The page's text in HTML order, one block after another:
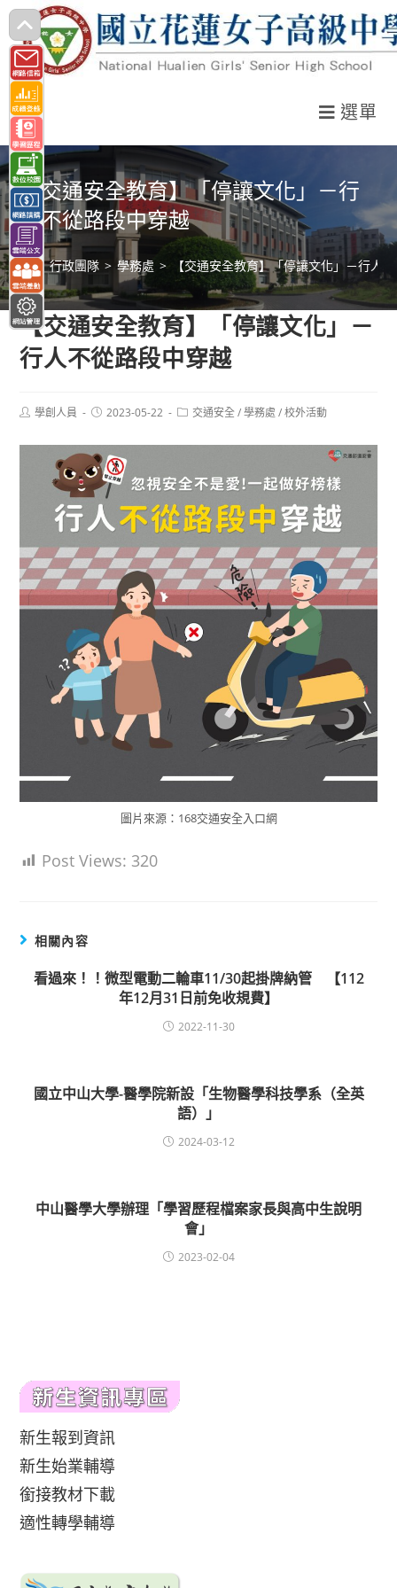
跳
轉
至
主
要
內
容
選單
【交通安全教育】「停讓文化」－行
人不從路段中穿越
> 行政團隊 > 學務處 > 【交通安全教育】「停讓文化」－行人
【交通安全教育】「停讓文化」－
行人不從路段中穿越
Post學創人員
Post2023-05-22
Post交通安全 / 學務處 / 校外活動
圖片來源：168交通安全入口網
Post Views: 320
相關內容
看過來！！微型電動二輪車11/30起掛牌納管 【112
年12月31日前免收規費】
2022-11-30
國立中山大學-醫學院新設「生物醫學科技學系（全英
語）」
2024-03-12
中山醫學大學辦理「學習歷程檔案家長與高中生說明
會」
2023-02-04
新生報到資訊
新生始業輔導
銜接教材下載
適性轉學輔導